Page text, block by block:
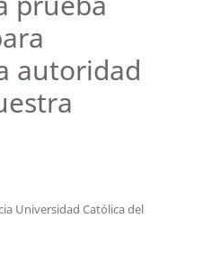
autoridad
Universidad Católica del